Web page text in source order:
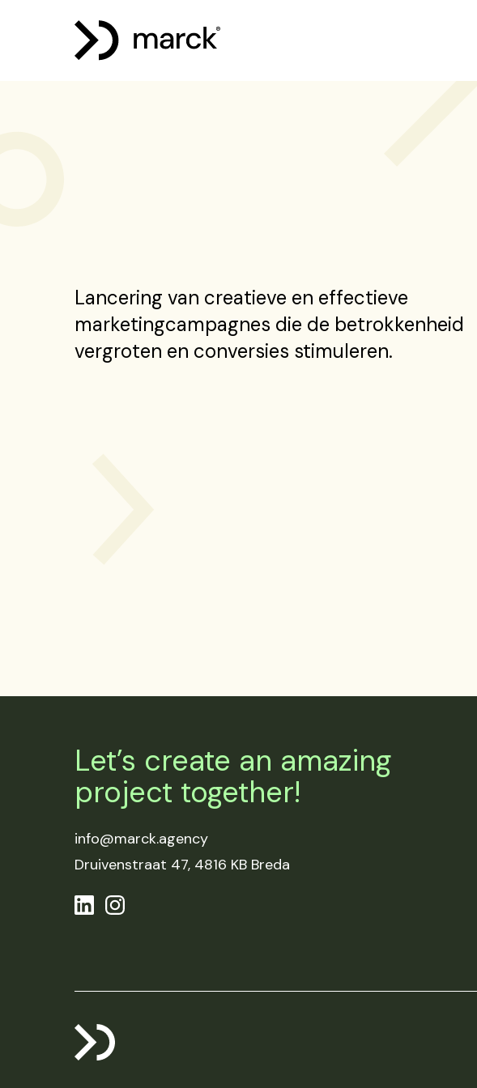
Lancering van creatieve en effectieve
marketingcampagnes die de betrokkenheid
vergroten en conversies stimuleren.
Let’s create an amazing
project together!
info@marck.agency
Druivenstraat 47, 4816 KB Breda